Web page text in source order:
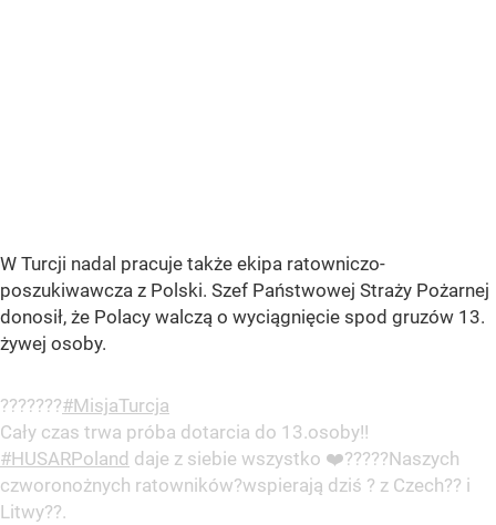
W Turcji nadal pracuje także ekipa ratowniczo-
poszukiwawcza z Polski. Szef Państwowej Straży Pożarnej
donosił, że Polacy walczą o wyciągnięcie spod gruzów 13.
żywej osoby.
?‍??????#MisjaTurcja
Cały czas trwa próba dotarcia do 13.osoby!!
#HUSARPoland daje z siebie wszystko ❤️???‍??Naszych
czworonożnych ratowników?wspierają dziś ? z Czech?? i
Litwy??.